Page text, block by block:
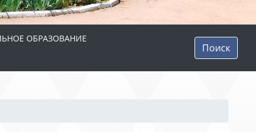
ОБРАЗОВАНИЕ
Поиск